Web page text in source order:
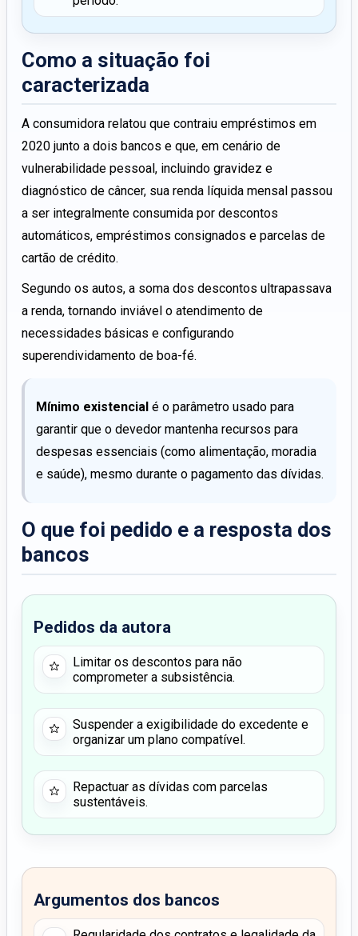
Como a situação foi
caracterizada
A consumidora relatou que contraiu empréstimos em
2020 junto a dois bancos e que, em cenário de
vulnerabilidade pessoal, incluindo gravidez e
diagnóstico de câncer, sua renda líquida mensal passou
a ser integralmente consumida por descontos
automáticos, empréstimos consignados e parcelas de
cartão de crédito.
Segundo os autos, a soma dos descontos ultrapassava
a renda, tornando inviável o atendimento de
necessidades básicas e configurando
superendividamento de boa-fé.
Mínimo existencial é o parâmetro usado para
garantir que o devedor mantenha recursos para
despesas essenciais (como alimentação, moradia
e saúde), mesmo durante o pagamento das dívidas.
O que foi pedido e a resposta dos
bancos
Pedidos da autora
Limitar os descontos para não
comprometer a subsistência.
Suspender a exigibilidade do excedente e
organizar um plano compatível.
Repactuar as dívidas com parcelas
sustentáveis.
Argumentos dos bancos